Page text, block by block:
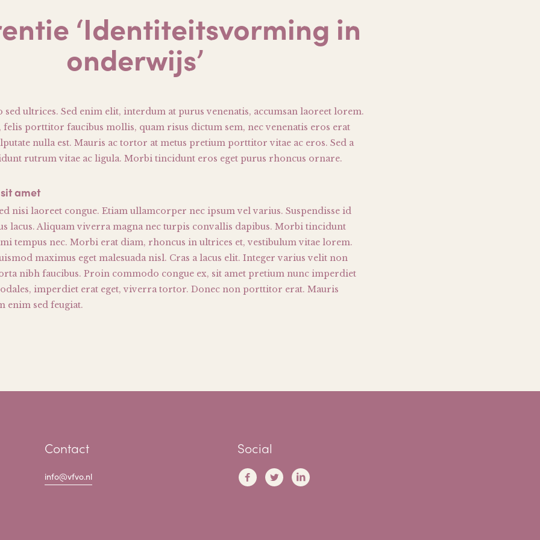
‘Identiteitsvorming in
onderwijs’
sed ultrices. Sed enim elit, interdum at purus venenatis, accumsan laoreet lorem.
felis porttitor faucibus mollis, quam risus dictum sem, nec venenatis eros erat
nulla est. Mauris ac tortor at metus pretium porttitor vitae ac eros. Sed a
rutrum vitae ac ligula. Morbi tincidunt eros eget purus rhoncus ornare.
amet
nisi laoreet congue. Etiam ullamcorper nec ipsum vel varius. Suspendisse id
lacus. Aliquam viverra magna nec turpis convallis dapibus. Morbi tincidunt
tempus nec. Morbi erat diam, rhoncus in ultrices et, vestibulum vitae lorem.
maximus eget malesuada nisl. Cras a lacus elit. Integer varius velit non
nibh faucibus. Proin commodo congue ex, sit amet pretium nunc imperdiet
imperdiet erat eget, viverra tortor. Donec non porttitor erat. Mauris
enim sed feugiat.
Contact
info@vfvo.nl
Social